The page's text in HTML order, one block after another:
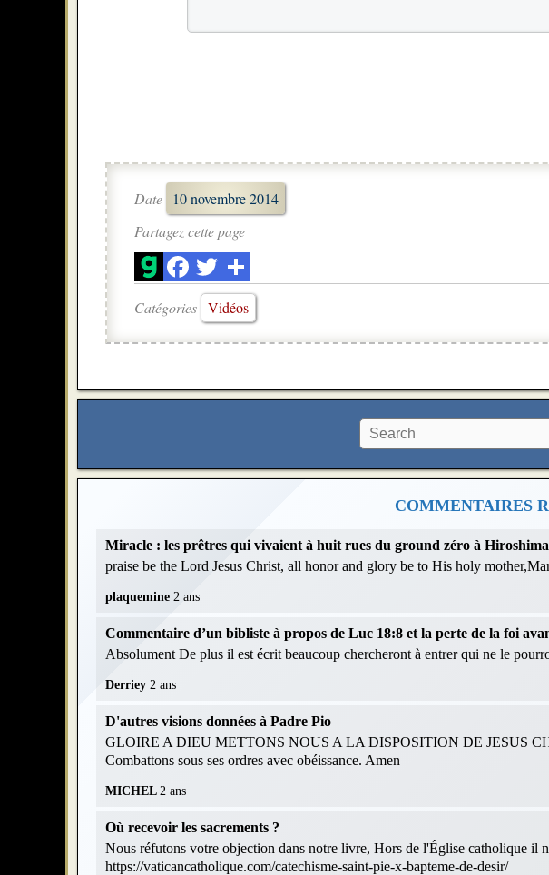
Date
10 novembre 2014
Partagez cette page
Catégories Vidéos
COMMENTAIRES
Miracle : les prêtres qui vivaient à huit rues du ground zéro à
praise be the Lord Jesus Christ, all honor and glory be to His holy
plaquemine 2 ans
Commentaire d’un bibliste à propos de Luc 18:8 et la perte de la foi
Absolument De plus il est écrit beaucoup chercheront à entrer qui ne le
Derriey 2 ans
D'autres visions données à Padre Pio
GLOIRE A DIEU METTONS NOUS A LA DISPOSITION DE JESUS
Combattons sous ses ordres avec obéissance. Amen
MICHEL 2 ans
Où recevoir les sacrements ?
Nous réfutons votre objection dans notre livre, Hors de l'Église catholique il
https://vaticancatholique.com/catechisme-saint-pie-x-bapteme-de-desir/